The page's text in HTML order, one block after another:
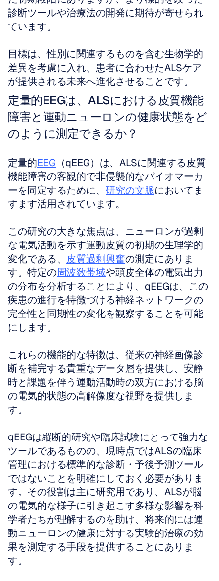
診断ツールや治療法の開発に期待が寄せられ
ています。
目標は、性別に関連するものを含む生物学的
差異を考慮に入れ、患者に合わせたALSケア
が提供される未来へ進化させることです。
定量的EEGは、ALSにおける皮質機能
障害と運動ニューロンの健康状態をど
のように測定できるか？
定量的EEG （qEEG）は、ALSに関連する皮質
機能障害の客観的で非侵襲的なバイオマーカ
ーを同定するために、 研究の文脈においてま
すます活用されています。
この研究の大きな焦点は、ニューロンが過剰
な電気活動を示す運動皮質の初期の生理学的
変化である、 皮質過剰興奮の測定にありま
す。特定の周波数帯域や頭皮全体の電気出力
の分布を分析することにより、qEEGは、この
疾患の進行を特徴づける神経ネットワークの
完全性と同期性の変化を観察することを可能
にします。
これらの機能的な特徴は、従来の神経画像診
断を補完する貴重なデータ層を提供し、安静
時と課題を伴う運動活動時の双方における脳
の電気的状態の高解像度な視野を提供しま
す。
qEEGは縦断的研究や臨床試験にとって強力な
ツールであるものの、現時点ではALSの臨床
管理における標準的な診断・予後予測ツール
ではないことを明確にしておく必要がありま
す。その役割は主に研究用であり、ALSが脳
の電気的な様子に引き起こす多様な影響を科
学者たちが理解するのを助け、将来的には運
動ニューロンの健康に対する実験的治療の効
果を測定する手段を提供することにありま
す。